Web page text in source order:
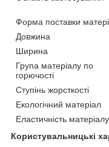
Форма поставки
Довжина
Ширина
Група матеріалу по
горючості
Ступінь жорсткості
Екологічний матеріал
Еластичність матеріалу
Користувальницькі